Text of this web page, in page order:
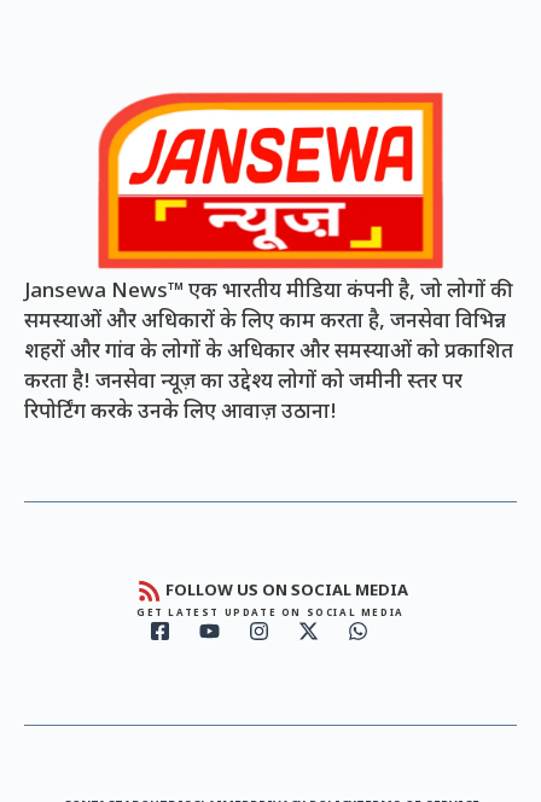
Jansewa News™ एक भारतीय मीडिया कंपनी है, जो लोगों की
समस्याओं और अधिकारों के लिए काम करता है, जनसेवा विभिन्न
शहरों और गांव के लोगों के अधिकार और समस्याओं को प्रकाशित
करता है! जनसेवा न्यूज़ का उद्देश्य लोगों को जमीनी स्तर पर
रिपोर्टिंग करके उनके लिए आवाज़ उठाना!
FOLLOW US ON SOCIAL MEDIA
GET LATEST UPDATE ON SOCIAL MEDIA